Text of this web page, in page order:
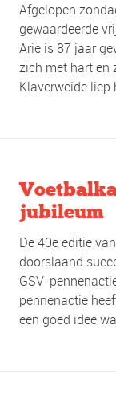
Afgelopen
gewaardeerde
Arie is 87 jaar
zich met hart en
Klaverweide liep
jubileum
De 40e editie
doorslaand
GSV-
pennenactie
een goed idee